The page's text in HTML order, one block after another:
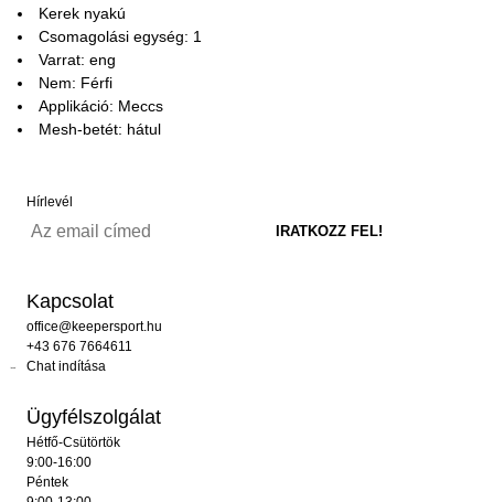
Kerek nyakú
Csomagolási egység: 1
Varrat: eng
Nem: Férfi
Applikáció: Meccs
Mesh-betét: hátul
Hírlevél
Kapcsolat
office@keepersport.hu
+43 676 7664611
Chat indítása
Ügyfélszolgálat
Hétfő-Csütörtök
9:00-16:00
Péntek